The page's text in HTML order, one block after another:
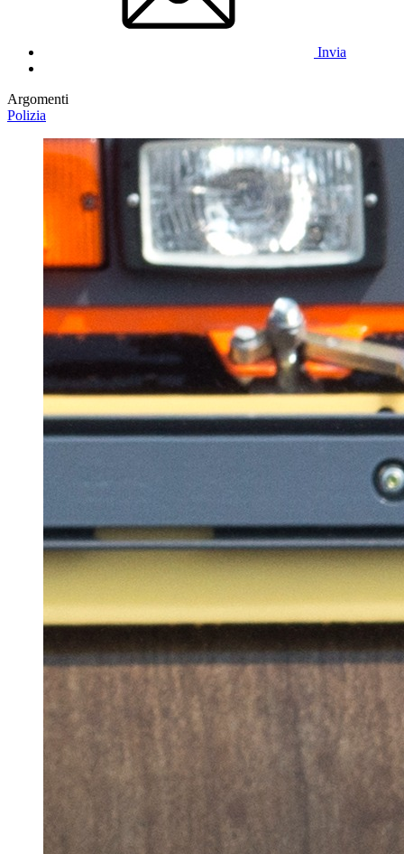
Invia
Argomenti
Polizia